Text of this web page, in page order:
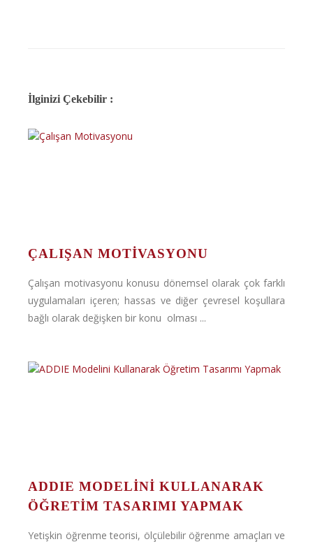
İlginizi Çekebilir :
ÇALIŞAN MOTIVASYONU
Çalışan motivasyonu konusu dönemsel olarak çok farklı
uygulamaları içeren; hassas ve diğer çevresel koşullara
bağlı olarak değişken bir konu olması ...
ADDIE MODELINI KULLANARAK
ÖĞRETIM TASARIMI YAPMAK
Yetişkin öğrenme teorisi, ölçülebilir öğrenme amaçları ve